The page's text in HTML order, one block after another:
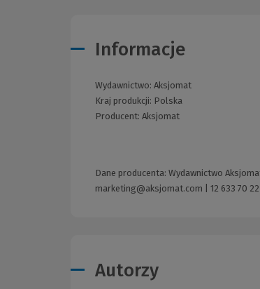
Informacje
Wydawnictwo: Aksjomat
Kraj produkcji: Polska
Producent: Aksjomat
Dane producenta: Wydawnictwo
marketing@aksjomat.com
12 633 70 22
Autorzy